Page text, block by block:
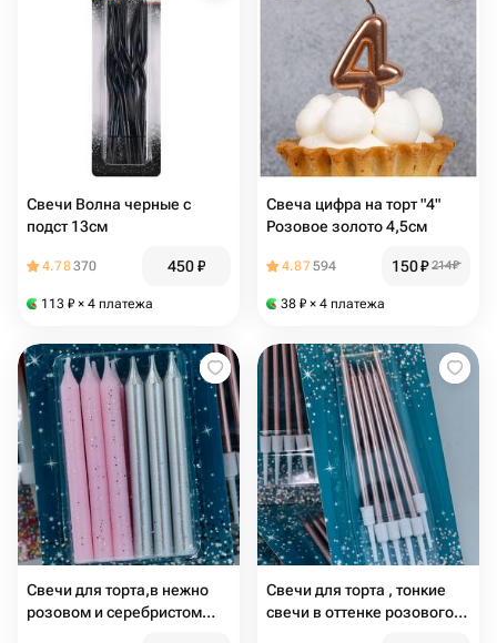
Свечи Волна черные с
подст 13см
4.78370 450₽
113 ₽ × 4 платежа
Свеча цифра на торт "4"
Розовое золото 4,5см
4.87594 150₽ 214₽
38 ₽ × 4 платежа
Свечи для торта,в нежно
розовом и серебристом
Свечи для торта , тонкие
свечи в оттенке розового